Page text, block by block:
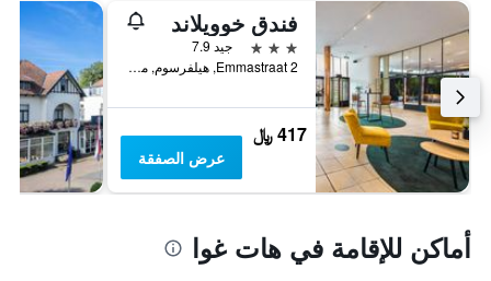
فندق خوويلاند
3 نجوم
جيد 7.9
Emmastraat 2, هيلفرسوم, مقاطعة شمال هولندا, هولندا
417 ﷼
عرض الصفقة
أماكن للإقامة في هات غوا